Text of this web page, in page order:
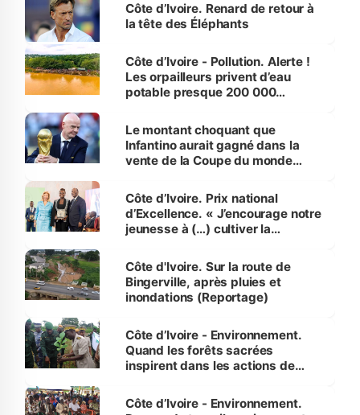
Côte d’Ivoire. Renard de retour à
la tête des Éléphants
Côte d’Ivoire - Pollution. Alerte !
Les orpailleurs privent d’eau
potable presque 200 000
Le montant choquant que
Infantino aurait gagné dans la
vente de la Coupe du monde
Côte d’Ivoire. Prix national
d’Excellence. « J’encourage notre
jeunesse à (…) cultiver la
(Alassane Ouattara
Côte d'Ivoire. Sur la route de
Bingerville, après pluies et
inondations (Reportage)
Côte d’Ivoire - Environnement.
Quand les forêts sacrées
inspirent dans les actions de
Côte d’Ivoire - Environnement.